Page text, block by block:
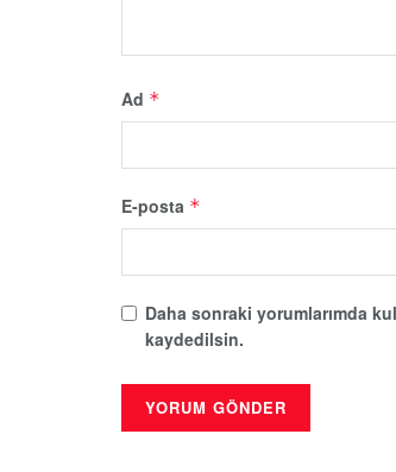
Ad *
E-posta *
Daha sonraki yorumlarımda
kaydedilsin.